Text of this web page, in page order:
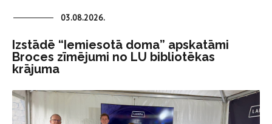
03.08.2026.
Izstādē “Iemiesotā doma” apskatāmi
Broces zīmējumi no LU bibliotēkas
krājuma